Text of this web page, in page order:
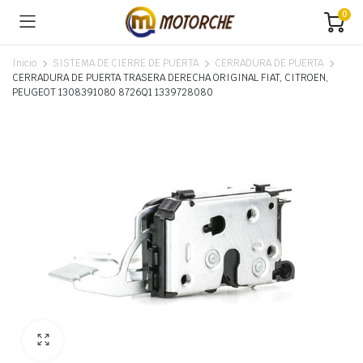
0
Inicio SISTEMA DE CIERRE DE PUERTA
CERRADURA DE PUERTA
CERRADURA DE PUERTA TRASERA DERECHA ORIGINAL FIAT, CITROEN,
PEUGEOT 1308391080 8726Q1 1339728080